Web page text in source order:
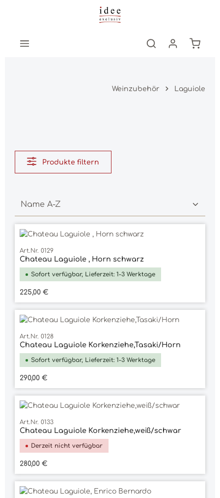
Zum Hauptinhalt springen
Weinzubehör Laguiole
Produkte filtern
Art.Nr. 0129
Chateau Laguiole , Horn schwarz
Sofort verfügbar, Lieferzeit: 1-3 Werktage
Regulärer Preis:
225,00 €
Art.Nr. 0128
Chateau Laguiole Korkenziehe,Tasaki/Horn
Sofort verfügbar, Lieferzeit: 1-3 Werktage
Regulärer Preis:
290,00 €
Art.Nr. 0133
Chateau Laguiole Korkenziehe,weiß/schwar
Derzeit nicht verfügbar
Regulärer Preis:
280,00 €